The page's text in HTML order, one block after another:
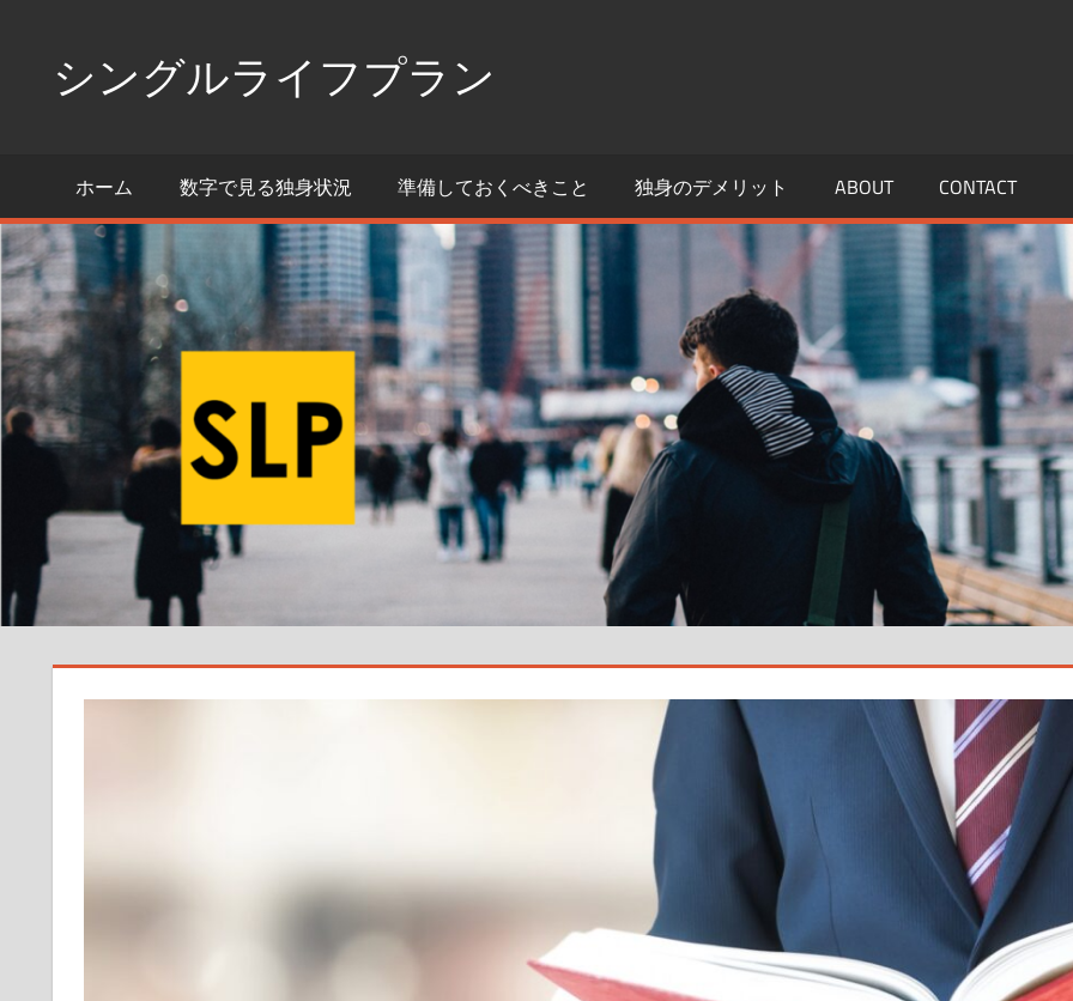
ス
キ
プ
シングルライフプラン
活
の
た
め
の
情
報
ポ
ト
ホーム 数字で見る独身状況 準備しておくべきこと 独身のデメリット ABOUT CONTACT